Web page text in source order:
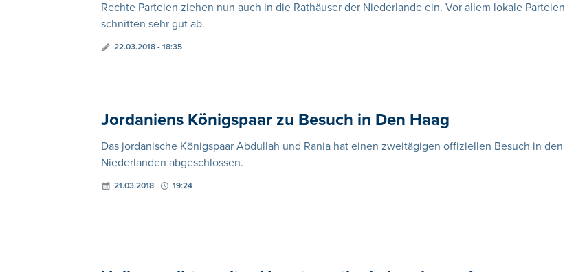
Rechte Parteien ziehen nun auch in die Rathäuser der Niederlande ein. Vor allem lokale Parteien
schnitten sehr gut ab.
22.03.2018 - 18:35
Jordaniens Königspaar zu Besuch in Den Haag
Das jordanische Königspaar Abdullah und Rania hat einen zweitägigen offiziellen Besuch in den
Niederlanden abgeschlossen.
21.03.2018 19:24